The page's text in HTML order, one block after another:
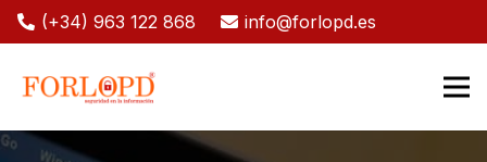
(+34) 963 122 868 info@forlopd.es